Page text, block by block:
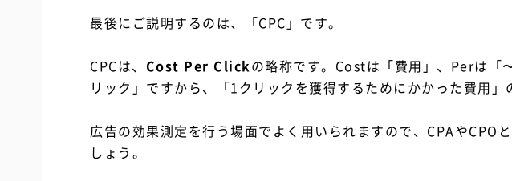
最後にご説明するのは、「CPC」です。
CPCは、 Cost Per Clickの略称です。Costは「費用」、Perは「
リック」ですから、「1クリックを獲得するためにかかった費用」
広告の効果測定を行う場面でよく用いられますので、CPAやCPO
しょう。